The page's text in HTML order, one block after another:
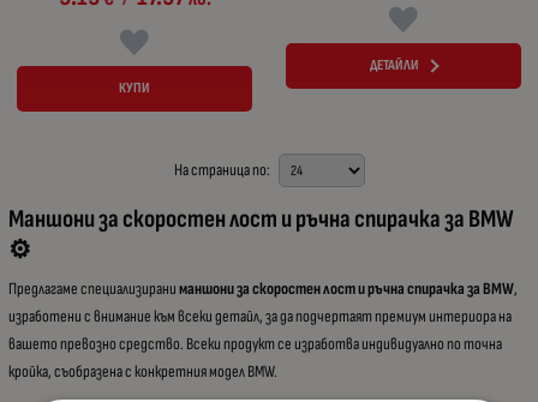
КУПИ
ДЕТАЙЛИ
На страница по:
Маншони за скоростен лост и ръчна спирачка за BMW
⚙️
Предлагаме специализираниманшони за скоростен лост и ръчна спирачка за BMW,
изработени с внимание към всеки детайл, за да подчертаят премиум интериора на
вашето превозно средство. Всеки продукт се изработва индивидуално по точна
кройка, съобразена с конкретния модел BMW.